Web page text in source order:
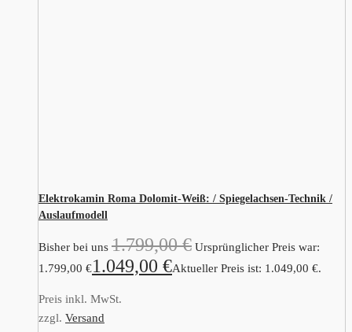
Elektrokamin Roma Dolomit-Weiß: / Spiegelachsen-Technik /
Auslaufmodell
Bisher bei uns 1.799,00€ Ursprünglicher Preis war:
1.799,00 €1.049,00 €Aktueller Preis ist: 1.049,00 €.
Preis inkl. MwSt.
zzgl. Versand